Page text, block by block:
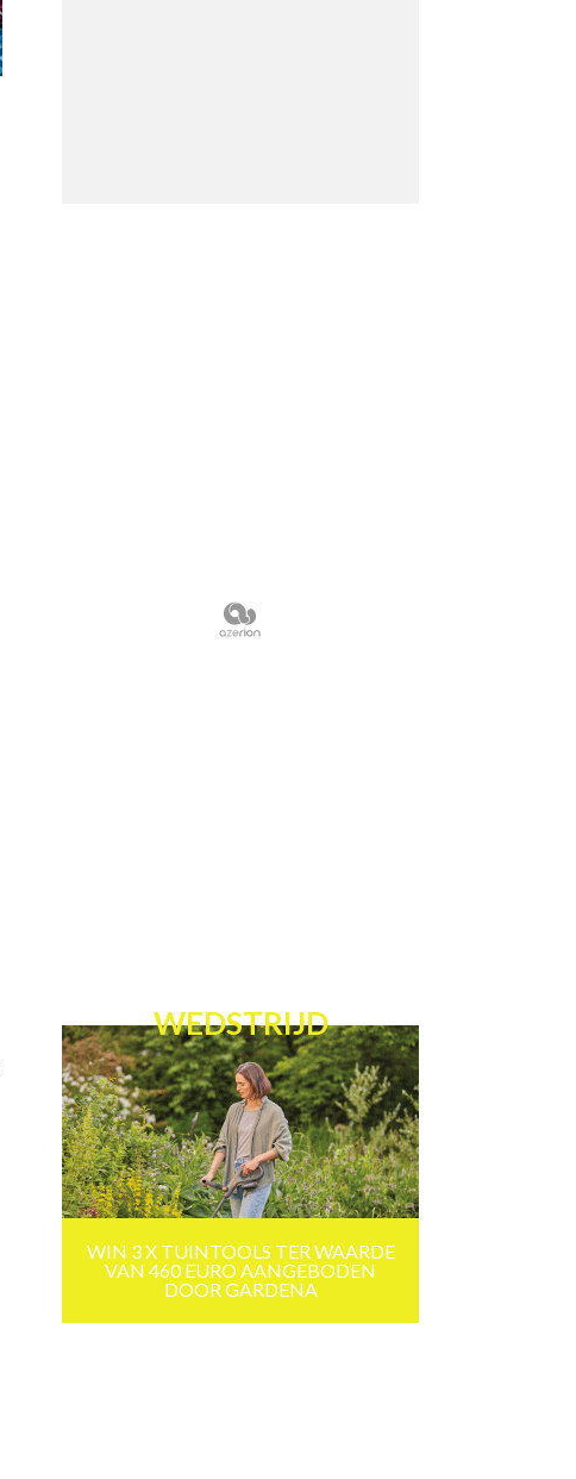
WEDSTRIJD
WIN 3 X TUINTOOLS TER WAARDE
VAN 460 EURO AANGEBODEN
DOOR GARDENA